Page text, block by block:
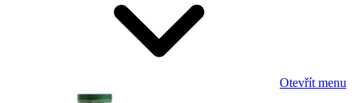
Otevřít menu